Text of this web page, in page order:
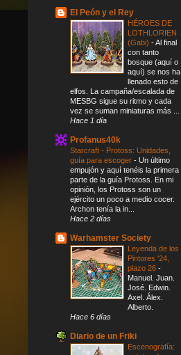
El Peón y el Rey
HÉROES DE
LOTHLORIEN
(Gabi) -Al final
con tanto
bosque (aquí o
aquí) se nos ha
llenado esto de
elfos. La campaña/escalada de
MESBG sigue su ritmo y cada
vez se suman miniaturas más ...
Hace 1 día
Profanus40k
Starcraft - Protoss: Unidades,
guía para escoger - Un último
empujón y aquí tenéis la primera
parte de la guía Protoss. En mi
opinión, los Protoss son un
ejército un poco a medio cocer.
Archon tenía la in...
Hace 2 días
Warhamster Society
Leyenda de los
Pintores '24,
plazo 26 -
Manuel. Juan.
José. Edwin.
Axel. Álex.
Alberto.
Hace 6 días
Diario de un Friki
Escenografía: